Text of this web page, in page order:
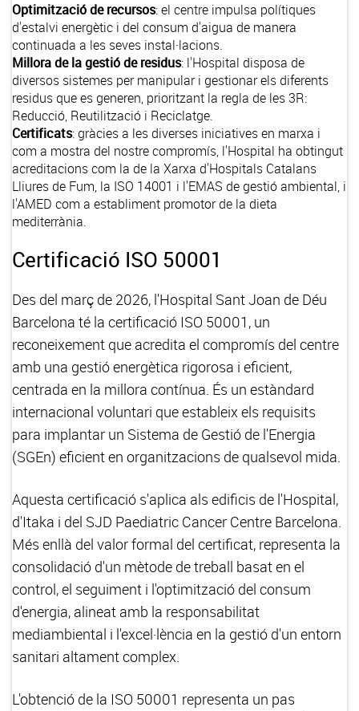
Optimització de recursos: el centre impulsa polítiques
d'estalvi energètic i del consum d'aigua de manera
continuada a les seves instal·lacions.
Millora de la gestió de residus: l'Hospital disposa de
diversos sistemes per manipular i gestionar els diferents
residus que es generen, prioritzant la regla de les 3R:
Reducció, Reutilització i Reciclatge.
Certificats: gràcies a les diverses iniciatives en marxa i
com a mostra del nostre compromís, l'Hospital ha obtingut
acreditacions com la de la Xarxa d'Hospitals Catalans
Lliures de Fum, la ISO 14001 i l'EMAS de gestió ambiental, i
l'AMED com a establiment promotor de la dieta
mediterrània.
Certificació ISO 50001
Des del març de 2026, l'Hospital Sant Joan de Déu
Barcelona té la certificació ISO 50001, un
reconeixement que acredita el compromís del centre
amb una gestió energètica rigorosa i eficient,
centrada en la millora contínua. És un estàndard
internacional voluntari que estableix els requisits
para implantar un Sistema de Gestió de l'Energia
(SGEn) eficient en organitzacions de qualsevol mida.
Aquesta certificació s'aplica als edificis de l'Hospital,
d'Itaka i del SJD Paediatric Cancer Centre Barcelona.
Més enllà del valor formal del certificat, representa la
consolidació d'un mètode de treball basat en el
control, el seguiment i l'optimització del consum
d'energia, alineat amb la responsabilitat
mediambiental i l'excel·lència en la gestió d'un entorn
sanitari altament complex.
L'obtenció de la ISO 50001 representa un pas